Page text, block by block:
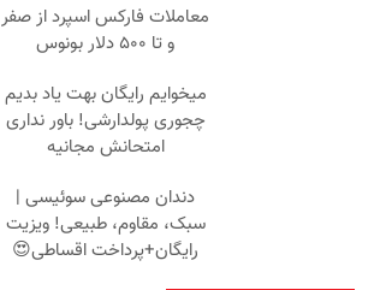
معاملات فارکس اسپرد از صفر
و تا ۵۰۰ دلار بونوس
میخوایم رایگان بهت یاد بدیم
چجوری پولدارشی! باور نداری
امتحانش مجانیه
دندان مصنوعی سوئیسی |
سبک، مقاوم، طبیعی! ویزیت
رایگان+پرداخت اقساطی😍